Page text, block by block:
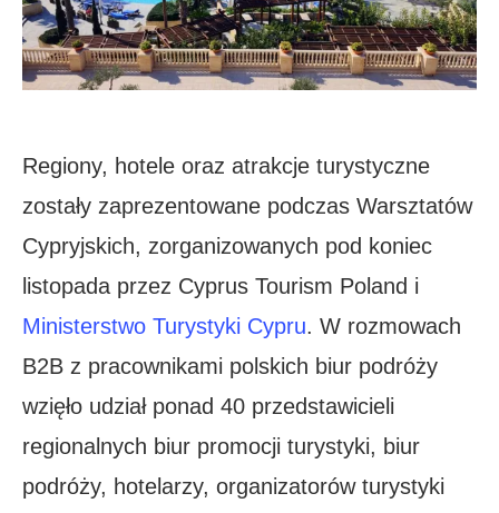
Regiony, hotele oraz atrakcje turystyczne
zostały zaprezentowane podczas Warsztatów
Cypryjskich, zorganizowanych pod koniec
listopada przez Cyprus Tourism Poland i
Ministerstwo Turystyki Cypru. W rozmowach
B2B z pracownikami polskich biur podróży
wzięło udział ponad 40 przedstawicieli
regionalnych biur promocji turystyki, biur
podróży, hotelarzy, organizatorów turystyki